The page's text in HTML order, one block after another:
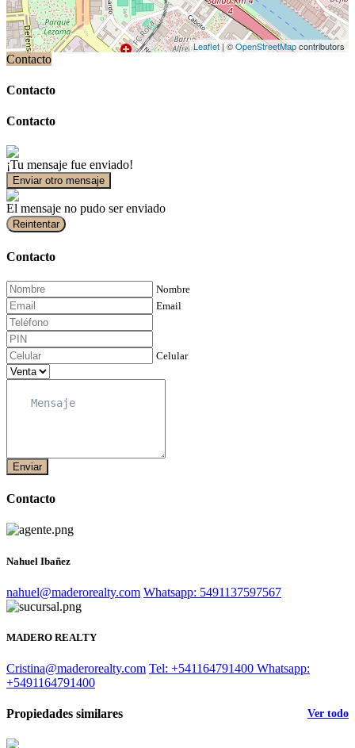
Leaflet| ©OpenStreetMapcontributors
Contacto
Contacto
Contacto
¡Tu mensaje fue enviado!
Enviar otro mensaje
El mensaje no pudo ser enviado
Reintentar
Contacto
Nombre
Email
Celular
Enviar
Contacto
Nahuel Ibañez
nahuel@maderorealty.com Whatsapp: 5491137597567
MADERO REALTY
Cristina@maderorealty.com Tel: +541164791400 Whatsapp:
+5491164791400
Propiedades similares Ver todo